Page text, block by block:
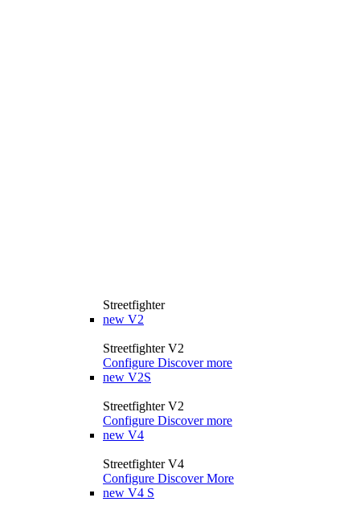
Streetfighter
new V2
Streetfighter V2
Configure Discover more
new V2S
Streetfighter V2
Configure Discover more
new V4
Streetfighter V4
Configure Discover More
new V4 S